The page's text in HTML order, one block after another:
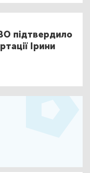
підтвердило
Ірини